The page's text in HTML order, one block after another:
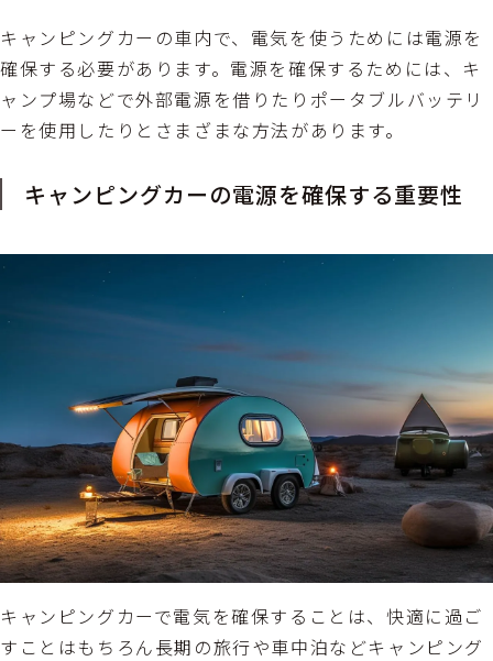
キャンピングカーの車内で、電気を使うためには電源を
確保する必要があります。電源を確保するためには、キ
ャンプ場などで外部電源を借りたりポータブルバッテリ
ーを使用したりとさまざまな方法があります。
キャンピングカーの電源を確保する重要性
キャンピングカーで電気を確保することは、快適に過ご
すことはもちろん長期の旅行や車中泊などキャンピング